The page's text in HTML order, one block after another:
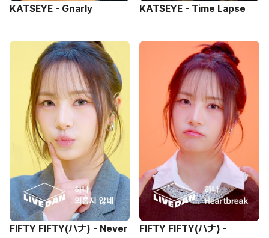
KATSEYE - Gnarly KATSEYE - Time Lapse
FIFTY FIFTY(ハナ) - Never
FIFTY FIFTY(ハナ) -